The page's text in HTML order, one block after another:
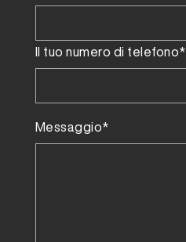
Il tuo numero di telefono*
Messaggio*